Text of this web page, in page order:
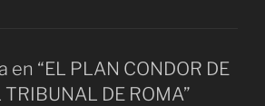
en “EL PLAN CONDOR DE
TRIBUNAL DE ROMA”